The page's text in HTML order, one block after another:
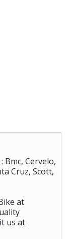
Bmc, Cervelo,
Cruz, Scott,
at
us at